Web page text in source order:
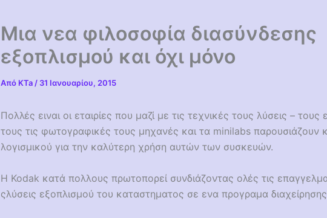
Μια νεα φιλοσοφία διασύνδεσης
εξοπλισμού και όχι μόνο
Από KTa / 31 Ιανουαρίου, 2015
Πολλές ειναι οι εταιρίες που μαζί με τις τεχνικές τους λύσεις –
τους τις φωτογραφικές τους μηχανές και τα minilabs παρουσιάζουν
λογισμικού για την καλύτερη χρήση αυτών των συσκευών.
Η Kodak κατά πολλους πρωτοπορεί συνδιάζοντας ολές τις
ςλύσεις εξοπλισμού του καταστηματος σε ενα προγραμα